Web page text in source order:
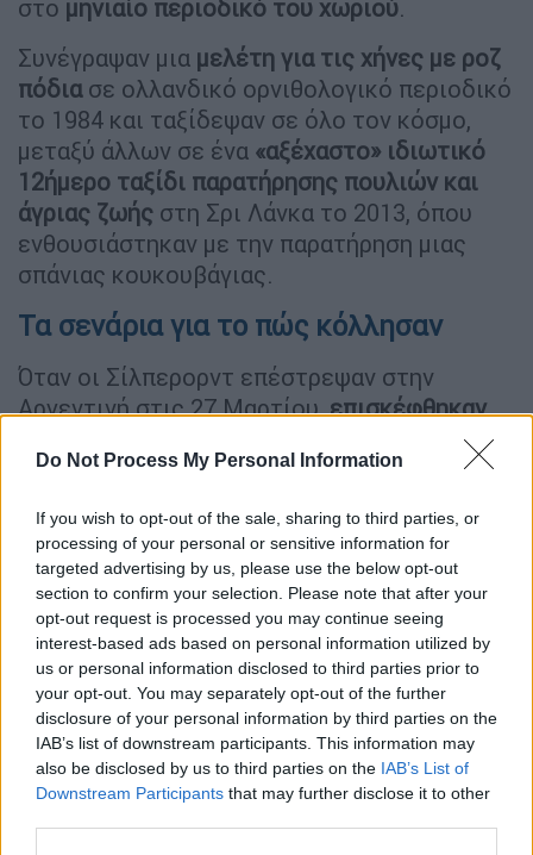
Do Not Process My Personal Information
If you wish to opt-out of the sale, sharing to third parties, or
processing of your personal or sensitive information for
targeted advertising by us, please use the below opt-out
section to confirm your selection. Please note that after your
opt-out request is processed you may continue seeing
interest-based ads based on personal information utilized by
us or personal information disclosed to third parties prior to
your opt-out. You may separately opt-out of the further
disclosure of your personal information by third parties on the
IAB’s list of downstream participants. This information may
also be disclosed by us to third parties on the IAB’s List of
Downstream Participants that may further disclose it to other
στο μηνιαίο περιοδικό του χωριού.
Συνέγραψαν μια μελέτη για τις χήνες με ροζ
πόδιασε ολλανδικό ορνιθολογικό περιοδικό
το 1984 και ταξίδεψαν σε όλο τον κόσμο,
μεταξύ άλλων σε ένα «αξέχαστο» ιδιωτικό
12ήμερο ταξίδι παρατήρησης πουλιών και
άγριας ζωής στη Σρι Λάνκα το 2013, όπου
ενθουσιάστηκαν με την παρατήρηση μιας
σπάνιας κουκουβάγιας.
Τα σενάρια για το πώς κόλλησαν
Όταν οι Σίλπερορντ επέστρεψαν στην
Αργεντινή στις 27 Μαρτίου,επισκέφθηκαν
περίπου 7 χιλιόμετρα έξω από
την πόλη Ουσουάια. Τογεμάτο σκουπίδια
αλλά αποτελεί «προσκύνημα» για
παρατηρητές πουλιών από όλο τον κόσμο
που αναζητούν ένα σπάνιο είδος - το
καρακάρα με λευκό λαιμό, γνωστό και ως
«καρακάρα του Δαρβίνου», από τον
φυσιοδίφη Κάρολο Δαρβίνο, ο οποίος
πρώτος το κατέγραψε.
Οι Αρχές στην Αργεντινή υποπτεύονται ότι
στο συγκεκριμένο σημείο το ζευγάρι
εισέπνευσε σωματίδια από περιττώματα